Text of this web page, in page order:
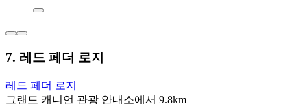
7. 레드 페더 로지
레드 페더 로지
그랜드 캐니언 관광 안내소에서 9.8km